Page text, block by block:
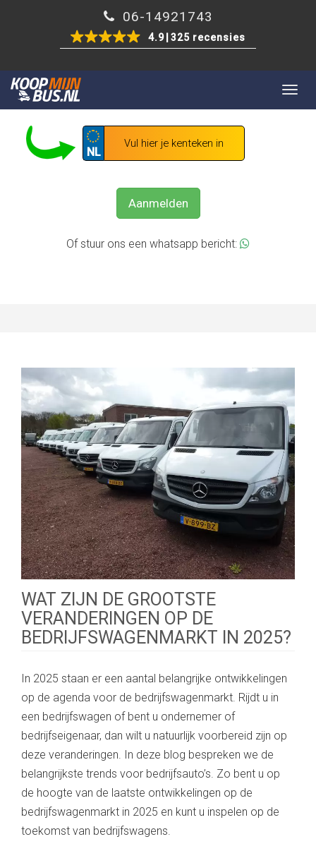
06-14921743
4.9 325 recensies
GRATIS UW BEDRIJFSWAGEN VERKOPEN?
NL
Aanmelden
Of stuur ons een whatsapp bericht:
WAT ZIJN DE GROOTSTE
VERANDERINGEN OP DE
BEDRIJFSWAGENMARKT IN 2025?
In 2025 staan er een aantal belangrijke ontwikkelingen
op de agenda voor de bedrijfswagenmarkt. Rijdt u in
een bedrijfswagen of bent u ondernemer of
bedrijfseigenaar, dan wilt u natuurlijk voorbereid zijn op
deze veranderingen. In deze blog bespreken we de
belangrijkste trends voor bedrijfsauto’s. Zo bent u op
de hoogte van de laatste ontwikkelingen op de
bedrijfswagenmarkt in 2025 en kunt u inspelen op de
toekomst van bedrijfswagens.